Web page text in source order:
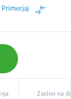
Primerjaj
Zaslon na